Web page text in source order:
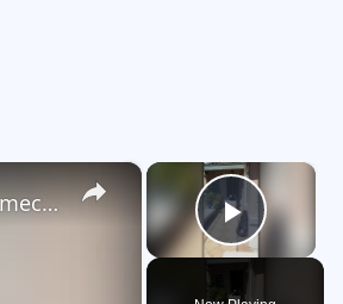
×
Play
×
Military Dad Surprises Daughter With Birthday Homecoming | Happily TV